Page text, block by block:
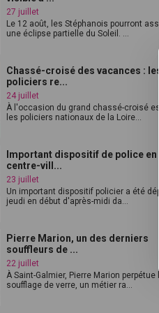
27 juillet
Le 12 août, les Stéphanois pourront
une éclipse partielle du Soleil. ...
Chassé-croisé des vacances : les
policiers re...
24 juillet
À l'occasion du grand chassé-croisé
les policiers nationaux de la Loire...
Important dispositif de police en
centre-vill...
23 juillet
Un important dispositif policier a été
jeudi en début d'après-midi da...
Pierre Marion, un des derniers
souffleurs de ...
22 juillet
À Saint-Galmier, Pierre Marion perpétue
soufflage de verre, un métier ra...